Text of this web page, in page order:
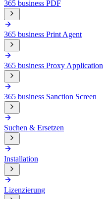
365 business PDF
365 business Print Agent
365 business Proxy Application
365 business Sanction Screen
Suchen & Ersetzen
Installation
Lizenzierung